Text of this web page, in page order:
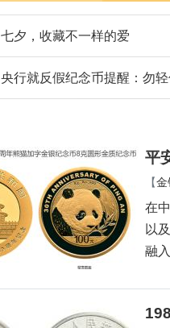
七夕，收藏不一样的爱
央行就反假纪念币提醒：勿
平
【金
在
以
融